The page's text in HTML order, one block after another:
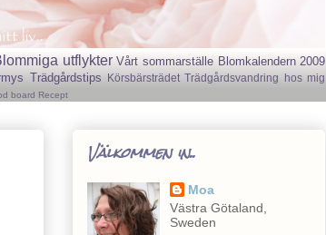
utflykter Vårt sommarställe Blomkalendern 2009
Trädgårdstips Körsbärsträdet Trädgårdsvandring hos mig
board Recept
Välkommen in..
Moa
Västra Götaland,
Sweden